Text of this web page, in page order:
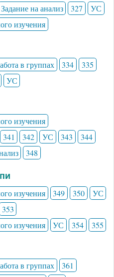
Задание на анализ 327
УС
изучения
в группах 334
335
УС
изучения
341 342 УС 343
344
348
изучения 349 350
УС
353
изучения
УС 354 355
в группах
361